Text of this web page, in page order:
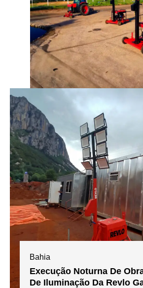
Bahia
Execução Noturna De
De Iluminação Da Revlo